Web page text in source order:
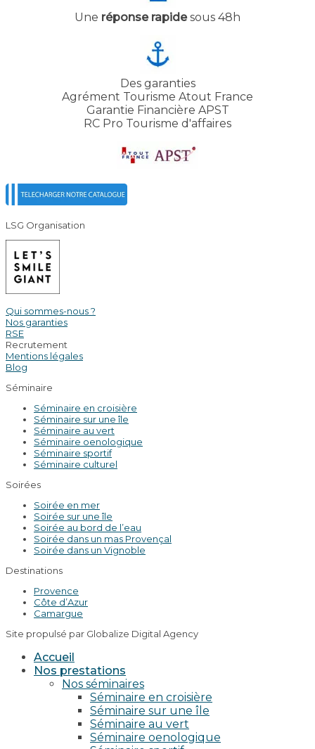
Une réponse rapidesous 48h
Des garanties
Agrément Tourisme Atout France
Garantie Financière APST
RC Pro Tourisme d'affaires
LSG Organisation
Qui sommes-nous ?
Nos garanties
RSE
Recrutement
Mentions légales
Blog
Séminaire
Séminaire en croisière
Séminaire sur une île
Séminaire au vert
Séminaire oenologique
Séminaire sportif
Séminaire culturel
Soirées
Soirée en mer
Soirée sur une île
Soirée au bord de l’eau
Soirée dans un mas Provençal
Soirée dans un Vignoble
Destinations
Provence
Côte d’Azur
Camargue
Site propulsé par Globalize Digital Agency
Accueil
Nos prestations
Nos séminaires
Séminaire en croisière
Séminaire sur une île
Séminaire au vert
Séminaire oenologique